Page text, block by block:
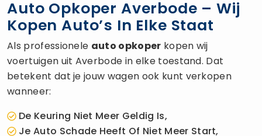
Auto Opkoper Averbode – Wij
Kopen Auto’s In Elke Staat
Als professionele auto opkoper kopen wij
voertuigen uit Averbode in elke toestand. Dat
betekent dat je jouw wagen ook kunt verkopen
wanneer:
De Keuring Niet Meer Geldig Is,
Je Auto Schade Heeft Of Niet Meer Start,